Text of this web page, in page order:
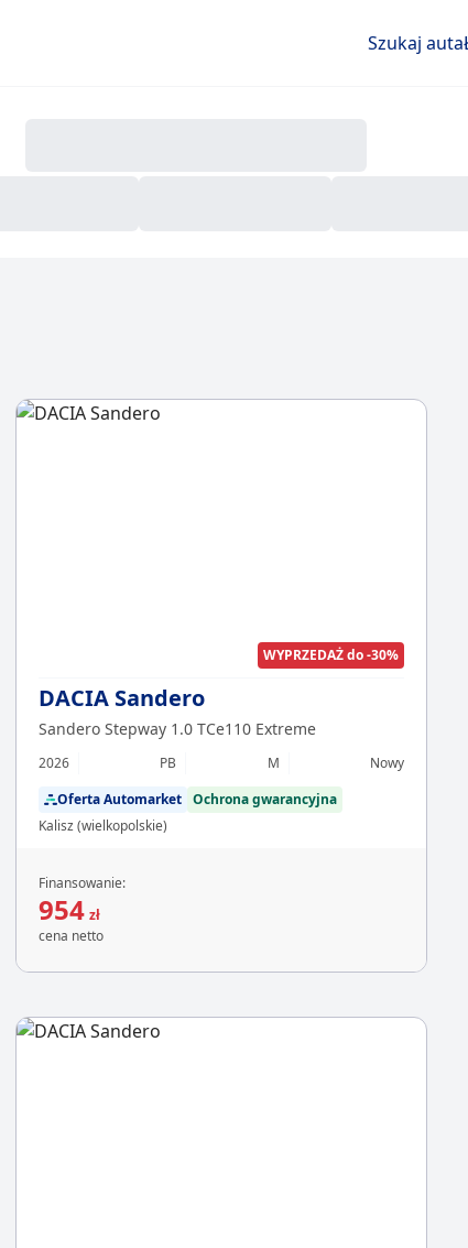
Szukaj auta
WYPRZEDAŻ do -30%
DACIA Sandero
Sandero Stepway 1.0 TCe110 Extreme
2026 PB M
Nowy
Oferta Automarket
Ochrona gwarancyjna
Kalisz (wielkopolskie)
Finansowanie:
954 zł
cena netto